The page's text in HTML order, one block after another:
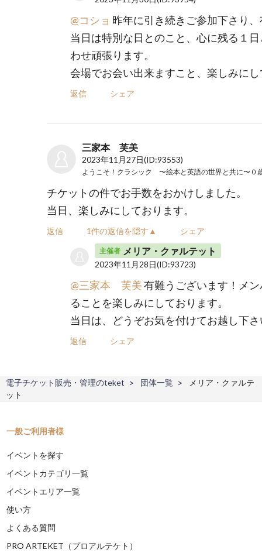
@コショ 昨年に引き続きご参加下さり
当日は特別な日とのこと、心に残る１
わせ頑張ります。
会場でお会い出来ますこと、楽しみに
返信 シェア
三家本 芙美
2023年11月27日(ID:93553)
チケットの件でお手数をおかけしました。
当日、楽しみにしております。
返信 1件の返信を隠す▲ シェア
主催者 メリア・クァルテット
2023年11月28日(ID:93723)
@三家本 芙美有難うございます！メ
ることを楽しみにしております。
当日は、どうぞお気を付けてお越し下
返信 シェア
電子チケット販売・管理のteket 団体一覧
メリア・クァルテ
ット
一般ご利用者様
イベントを探す
イベントカテゴリ一覧
イベントエリア一覧
使い方
よくある質問
PRO ARTEKET（プロアルテケト）